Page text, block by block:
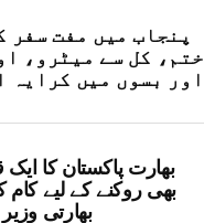
پنجاب میں مفت سفر
ختم، کل سے میٹرو،
اور بسوں میں کرایہ
بھارت پاکستان کا
بھی روکنے کے لیے کام
بھارتی